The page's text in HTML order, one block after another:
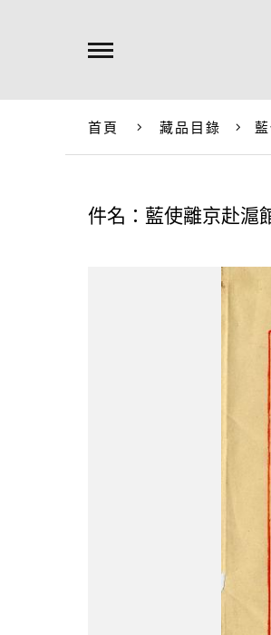
首頁 藏品目錄
件名：藍使離京赴滬